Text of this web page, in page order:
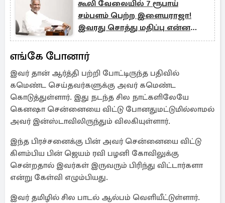
கூலி வேலையில் 7 ரூபாய்
சம்பளம் பெற்ற இளையராஜா!
இவரது சொத்து மதிப்பு என்ன
தெரியுமா?
எங்கே போனார்
இவர் தான் ஆர்த்தி பற்றி போட்டிருந்த பதிவில்
கமெண்ட செய்தவர்களுக்கு அவர் கமெண்ட
கொடுத்துள்ளார். இது நடந்த சில நாட்களிலேயே
கெனஷா சென்னையை விட்டு போனதுமட்டுமில்லாமல்
அவர் இன்ஸ்டாவிலிருந்தும் விலகியுள்ளார்.
இந்த பிரச்சனைக்கு பின் அவர் சென்னையை விட்டு
கிளம்பிய பின் ஜெயம் ரவி பழனி கோவிலுக்கு
சென்றதால் இவர்கள் இருவரும் பிரிந்து விட்டார்களா
என்று கேள்வி எழும்பியது.
இவர் தமிழில் சில பாடல் ஆல்பம் வெளியீட்டுள்ளார்.